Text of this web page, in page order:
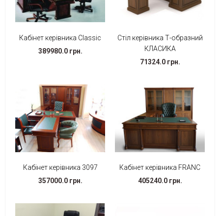
Кабінет керівника Classic
389980.0 грн.
Стіл керівника Т-образний
КЛАСИКА
71324.0 грн.
Кабінет керівника 3097
357000.0 грн.
Кабінет керівника FRANC
405240.0 грн.